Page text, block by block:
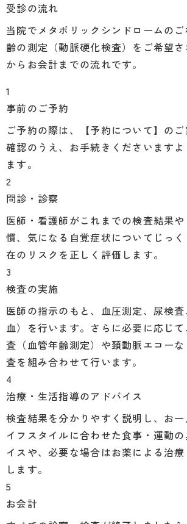
受診の流れ
当院でメタボリックシンドロームの
齢の測定（動脈硬化検査）をご希望
からお会計までの流れです。
1
事前のご予約
ご予約の際は、【予約について】の
確認のうえ、お手続きくださいます
ます。
2
問診・診察
医師・看護師がこれまでの検査結果
慣、気になる自覚症状についてじっ
在のリスクを正しく評価します。
3
検査の実施
医師の指示のもと、血圧測定、尿検
血）を行います。さらに必要に応じ
査（血管年齢測定）や頚動脈エコー
査を組み合わせて行います。
4
治療・生活指導のアドバイス
検査結果を分かりやすく説明し、お
イフスタイルに合わせた食事・運動
イスや、必要な場合はお薬による治
します。
5
お会計